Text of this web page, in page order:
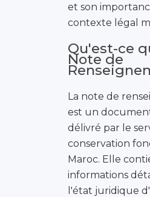
et son
contexte légal
Qu'est-ce
Note de
La note de
est un
délivré par le
conservation
Maroc. Elle
informations
l'état juridique